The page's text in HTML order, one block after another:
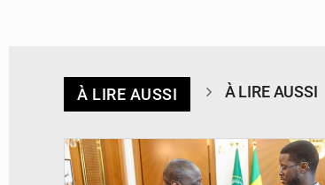
À LIRE AUSSI À LIRE AUSSI